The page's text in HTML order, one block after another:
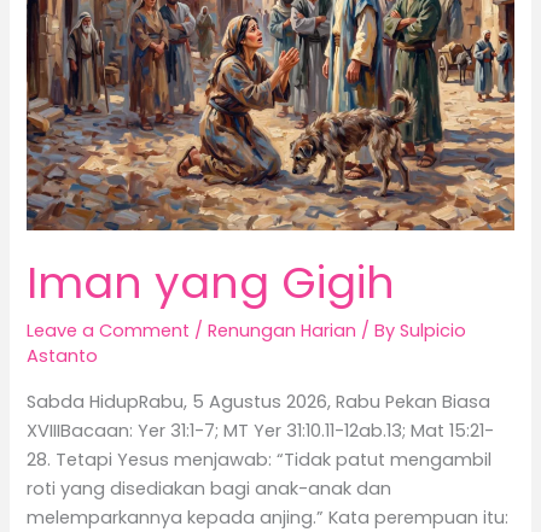
Iman yang Gigih
Leave a Comment /Renungan Harian / BySulpicio
Astanto
Sabda HidupRabu, 5 Agustus 2026, Rabu Pekan Biasa
XVIIIBacaan: Yer 31:1-7; MT Yer 31:10.11-12ab.13; Mat 15:21-
28. Tetapi Yesus menjawab: “Tidak patut mengambil
roti yang disediakan bagi anak-anak dan
melemparkannya kepada anjing.” Kata perempuan itu: